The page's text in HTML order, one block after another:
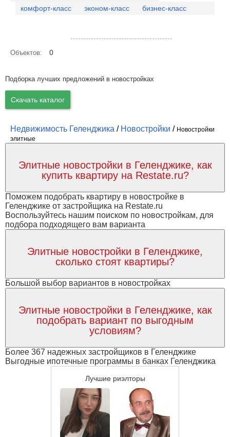
комфорт-класс эконом-класс бизнес-класс
Объектов: 0
Подборка лучших предложений в новостройках
Скачать каталог
Недвижимость Геленджика / Новостройки / Новостройки
элитные
Элитные новостройки в Геленджике, как
купить квартиру на Restate.ru?
Поможем подобрать квартиру в новостройке в
Геленджике от застройщика на Restate.ru
Воспользуйтесь нашим поиском по новостройкам, для
подбора подходящего вам варианта
Элитные новостройки в Геленджике,
сколько стоят квартиры?
Большой выбор вариантов в новостройках
Элитные новостройки в Геленджике, как
подобрать вариант по выгодным
условиям?
Более 367 надежных застройщиков в Геленджике
Выгодные ипотечные программы в банках Геленджика
Лучшие риэлторы